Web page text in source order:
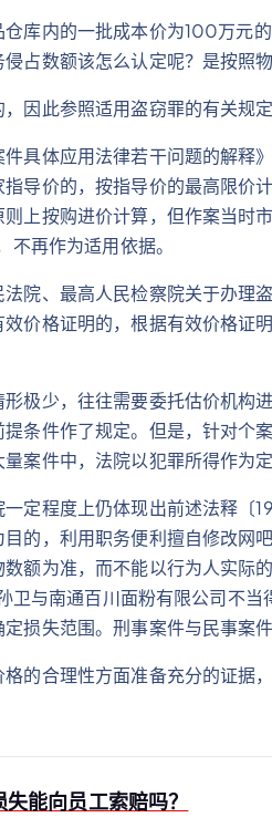
库内的一批成本价为100万元
侵占数额该怎么认定呢？是按
因此参照适用盗窃罪的有关规定
件具体应用法律若干问题的解
导价的，按指导价的最高限价
上按购进价计算，但作案当
再作为适用依据。
院、最高人民检察院关于办
价格证明的，根据有效价格
极少，往往需要委托估价机
条件作了规定。但是，针对
案件中，法院以犯罪所得作为
定程度上仍体现出前述法释
的，利用职务便利擅自修改网
额为准，而不能以行为人实际
卫与南通百川面粉有限公司不
损失范围。刑事案件与民事案
的合理性方面准备充分的证据
能向员工索赔吗？